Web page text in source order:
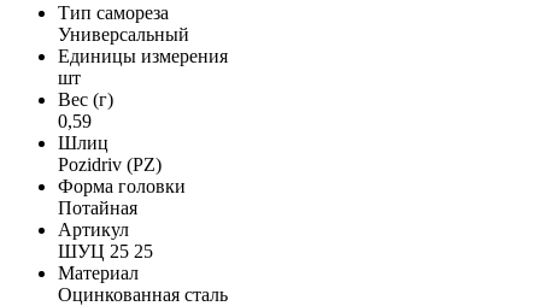
Тип самореза
Универсальный
Единицы измерения
шт
Вес (г)
0,59
Шлиц
Pozidriv (PZ)
Форма головки
Потайная
Артикул
ШУЦ 25 25
Материал
Оцинкованная сталь